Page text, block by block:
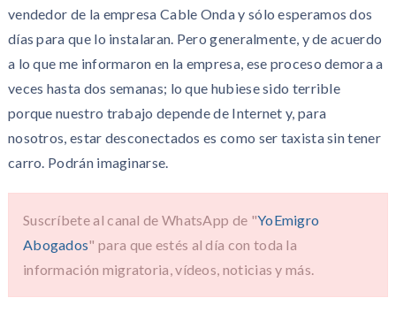
vendedor de la empresa Cable Onda y sólo esperamos dos
días para que lo instalaran. Pero generalmente, y de acuerdo
a lo que me informaron en la empresa, ese proceso demora a
veces hasta dos semanas; lo que hubiese sido terrible
porque nuestro trabajo depende de Internet y, para
nosotros, estar desconectados es como ser taxista sin tener
carro. Podrán imaginarse.
Suscríbete al canal de WhatsApp de "YoEmigro
Abogados" para que estés al día con toda la
información migratoria, vídeos, noticias y más.